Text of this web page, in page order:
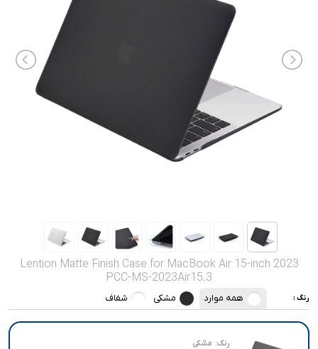
لوازم جانبی
صدا و تصویر
قیمت روز
محصولات کارکرده
Lention Matte Finish Case for MacBook Air 15-inch 2023
PCC-MS-2023Air15.3
رنگ : همه موارد مشکی شفاف
رنگ: مشکی